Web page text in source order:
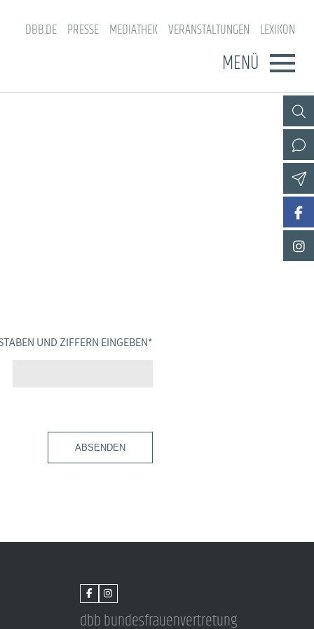
DBB.DE PRESSE MEDIATHEK VERANSTALTUNGEN LEXIKON
MENÜ
UND ZIFFERN EINGEBEN *
ABSENDEN
dbb bundesfrauenvertretung